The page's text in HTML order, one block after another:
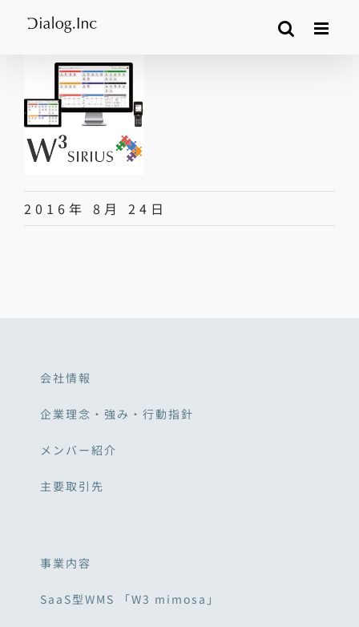
2016年 8月 24日
会社情報
企業理念・強み・行動指針
メンバー紹介
主要取引先
事業内容
SaaS型WMS 「W3 mimosa」